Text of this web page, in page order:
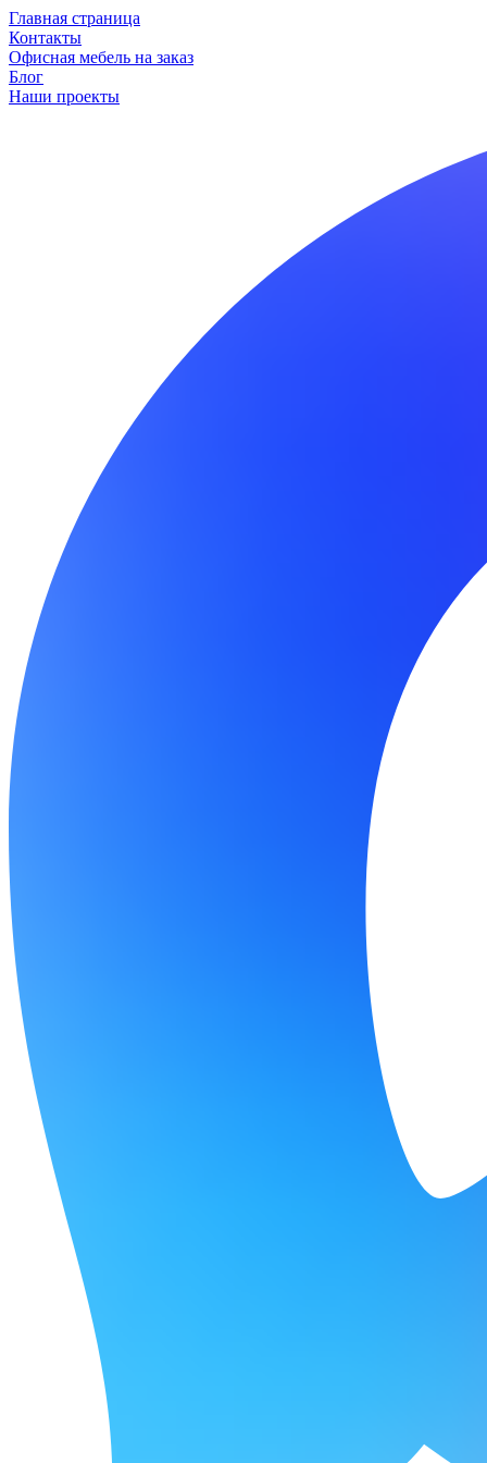
Главная страница
Контакты
Офисная мебель на заказ
Блог
Наши проекты